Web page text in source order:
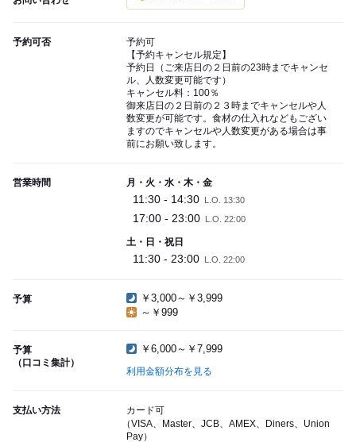
予約可否
予約可
【予約キャンセル規定】
予約日（ご来店日の２日前の23時までキャンセ
ル、人数変更可能です）
キャンセル料：100％
御来店日の２日前の２３時までキャンセルや人
数変更が可能です。食材の仕入れなどもござい
ますのでキャンセルや人数変更がある場合は事
前にお願い致します。
営業時間 月・火・水・木・金
11:30 - 14:30 L.O. 13:30
17:00 - 23:00 L.O. 22:00
土・日・祝日
11:30 - 23:00 L.O. 22:00
予算
￥3,000～￥3,999
～￥999
予算
（口コミ集計）
￥6,000～￥7,999
利用金額分布を見る
支払い方法
カード可
（VISA、Master、JCB、AMEX、Diners、Union
Pay）